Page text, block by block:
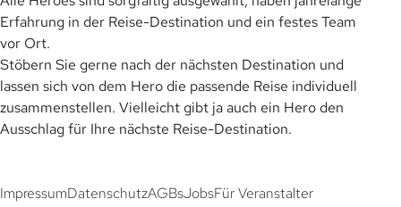
Erfahrung in der Reise-Destination und ein festes Team
vor Ort.
Stöbern Sie gerne nach der nächsten Destination und
lassen sich von dem Hero die passende Reise individuell
zusammenstellen. Vielleicht gibt ja auch ein Hero den
Ausschlag für Ihre nächste Reise-Destination.
ImpressumDatenschutzAGBsJobsFür Veranstalter